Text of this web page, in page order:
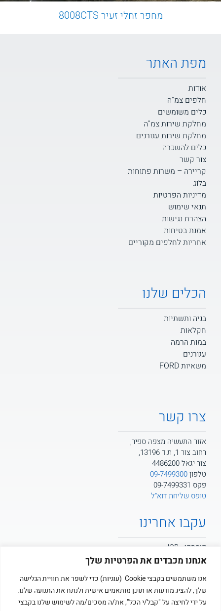
אנחנו מכבדים את הפרטיות שלך
אנו משתמשים בקבצי Cookie (עוגיות) כדי לשפר את חוויית הגלישה
שלך, להציג מודעות או תוכן מותאמים אישית ולנתח את התנועה שלנו.
על ידי לחיצה על "קבל/י הכל", את/ה מסכים/מה לשימוש שלנו בקבצי
מחפר זחלי זעיר 8008CTS
מפת האתר
אודות
חלפים צמ"ה
כלים משומשים
מחלקת שירות צמ"ה
מחלקת שירות עגורנים
כלים להשכרה
צור קשר
קריירה – משרות פתוחות
בלוג
מדיניות הפרטיות
תנאי שימוש
הצהרת נגישות
אמנת בטיחות
אחריות לחלפים מקוריים
הכלים שלנו
בניה ותשתיות
חקלאות
במות הרמה
עגורנים
משאיות FORD
צרו קשר
אזור התעשיה מצפה ספיר,
רחוב צור 1, ת.ד 13196,
צור יגאל 4486200
טלפון09-7499300
פקס 09-7499331
טופס שליחת דוא"ל
עקבו אחרינו
קומסקו - JCB
קומסקו - POTAIN
קומסקו